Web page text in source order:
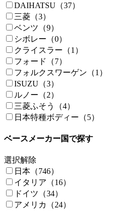
DAIHATSU（37）
三菱（3）
ベンツ（9）
シボレー（0）
クライスラー（1）
フォード（7）
フォルクスワーゲン（1）
ISUZU（3）
ルノー（2）
三菱ふそう（4）
日本特種ボディー（5）
ベースメーカー国で探す
選択解除
日本（746）
イタリア（16）
ドイツ（34）
アメリカ（24）